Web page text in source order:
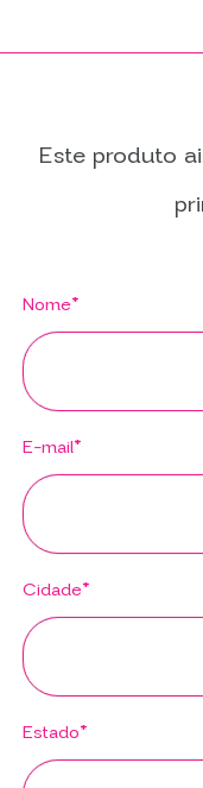
Este produto
Nome*
E-mail*
Cidade*
Estado*